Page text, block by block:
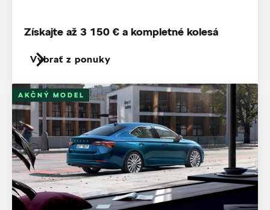
Vybrať z ponuky
Získajte až 3 150 € a kompletné kolesá
AKČNÝ MODEL